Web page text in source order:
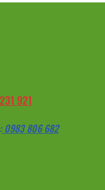
921
0983 806 682